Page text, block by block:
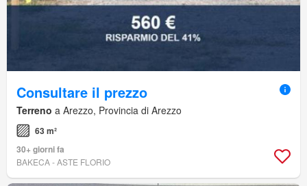
Consultare il prezzo
Terreno a Arezzo, Provincia di Arezzo
63 m²
30+ giorni fa
BAKECA - ASTE FLORIO